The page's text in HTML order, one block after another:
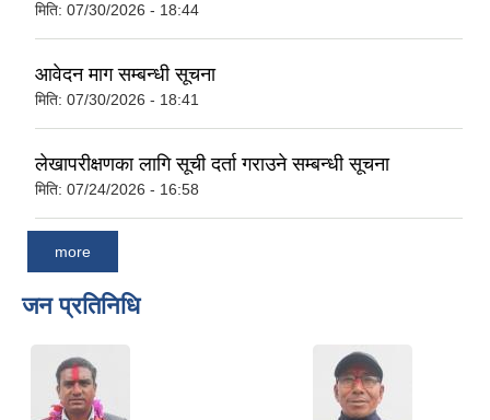
मिति: 07/30/2026 - 18:44
आवेदन माग सम्बन्धी सूचना
मिति: 07/30/2026 - 18:41
लेखापरीक्षणका लागि सूची दर्ता गराउने सम्बन्धी सूचना
मिति: 07/24/2026 - 16:58
more
जन प्रतिनिधि